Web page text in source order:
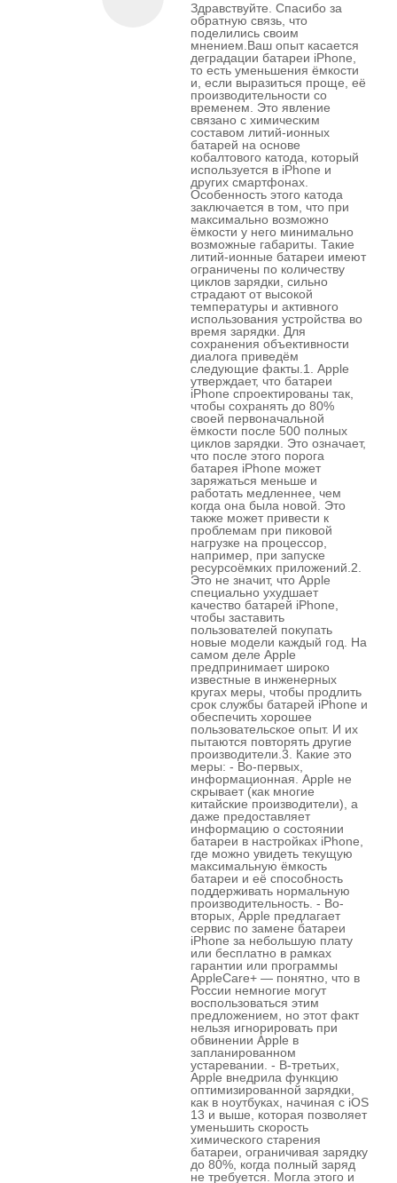
Здравствуйте. Спасибо за
обратную связь, что
поделились своим
мнением.Ваш опыт касается
деградации батареи iPhone,
то есть уменьшения ёмкости
и, если выразиться проще, её
производительности со
временем. Это явление
связано с химическим
составом литий-ионных
батарей на основе
кобалтового катода, который
используется в iPhone и
других смартфонах.
Особенность этого катода
заключается в том, что при
максимально возможно
ёмкости у него минимально
возможные габариты. Такие
литий-ионные батареи имеют
ограничены по количеству
циклов зарядки, сильно
страдают от высокой
температуры и активного
использования устройства во
время зарядки. Для
сохранения объективности
диалога приведём
следующие факты.1. Apple
утверждает, что батареи
iPhone спроектированы так,
чтобы сохранять до 80%
своей первоначальной
ёмкости после 500 полных
циклов зарядки. Это означает,
что после этого порога
батарея iPhone может
заряжаться меньше и
работать медленнее, чем
когда она была новой. Это
также может привести к
проблемам при пиковой
нагрузке на процессор,
например, при запуске
ресурсоёмких приложений.2.
Это не значит, что Apple
специально ухудшает
качество батарей iPhone,
чтобы заставить
пользователей покупать
новые модели каждый год. На
самом деле Apple
предпринимает широко
известные в инженерных
кругах меры, чтобы продлить
срок службы батарей iPhone и
обеспечить хорошее
пользовательское опыт. И их
пытаются повторять другие
производители.3. Какие это
меры: - Во-первых,
информационная. Apple не
скрывает (как многие
китайские производители), а
даже предоставляет
информацию о состоянии
батареи в настройках iPhone,
где можно увидеть текущую
максимальную ёмкость
батареи и её способность
поддерживать нормальную
производительность. - Во-
вторых, Apple предлагает
сервис по замене батареи
iPhone за небольшую плату
или бесплатно в рамках
гарантии или программы
AppleCare+ — понятно, что в
России немногие могут
воспользоваться этим
предложением, но этот факт
нельзя игнорировать при
обвинении Apple в
запланированном
устаревании. - В-третьих,
Apple внедрила функцию
оптимизированной зарядки,
как в ноутбуках, начиная с iOS
13 и выше, которая позволяет
уменьшить скорость
химического старения
батареи, ограничивая зарядку
до 80%, когда полный заряд
не требуется. Могла этого и